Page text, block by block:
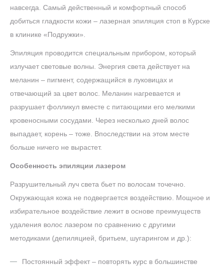
навсегда. Самый действенный и комфортный способ
добиться гладкости кожи – лазерная эпиляция стоп в Курске
в клинике «Подружки».
Эпиляция проводится специальным прибором, который
излучает световые волны. Энергия света действует на
меланин – пигмент, содержащийся в луковицах и
отвечающий за цвет волос. Меланин нагревается и
разрушает фолликул вместе с питающими его мелкими
кровеносными сосудами. Через несколько дней волос
выпадает, корень – тоже. Впоследствии на этом месте
больше ничего не вырастет.
Особенность эпиляции лазером
Разрушительный луч света бьет по волосам точечно.
Окружающая кожа не подвергается воздействию. Мощное и
избирательное воздействие лежит в основе преимуществ
удаления волос лазером по сравнению с другими
методиками (депиляцией, бритьем, шугарингом и др.):
Постоянный эффект – повторять курс в большинстве